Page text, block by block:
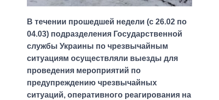
В течении прошедшей недели (с 26.02 по
04.03) подразделения Государственной
службы Украины по чрезвычайным
ситуациям осуществляли выезды для
проведения мероприятий по
предупреждению чрезвычайных
ситуаций, оперативного реагирования на